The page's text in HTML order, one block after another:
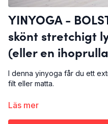
YINYOGA -
skönt stretchigt
(eller en
I denna yinyoga får du ett
filt eller matta.
Yinyoga är en passiv stillsam
Läs mer